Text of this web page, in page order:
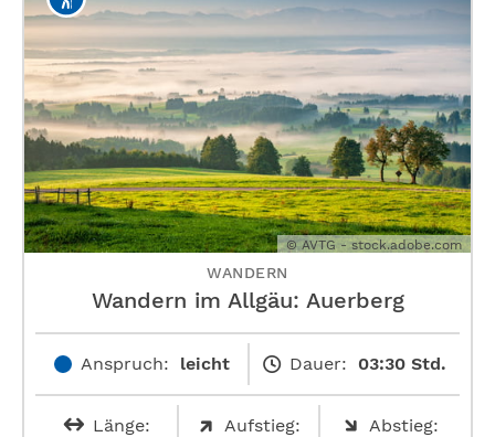
© AVTG - stock.adobe.com
WANDERN
Wandern im Allgäu: Auerberg
Anspruch: leicht Dauer: 03:30 Std.
Länge:
Aufstieg:
Abstieg: